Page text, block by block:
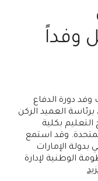
وفداً
دورة الدفاع
برئاسة العميد الركن
بكلية
وقد استمع
بدولة الإمارات
الوطنية لإدارة